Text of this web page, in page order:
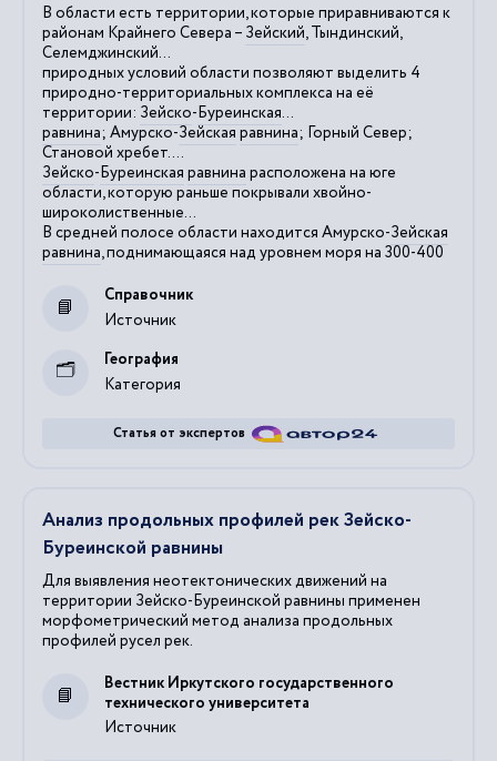
В области есть территории, которые приравниваются к
районам Крайнего Севера – Зейский, Тындинский,
Селемджинский...
природных условий области позволяют выделить 4
природно-территориальных комплекса на её
территории: Зейско-Буреинская...
равнина; Амурско-Зейскаяравнина; Горный Север;
Становой хребет....
Зейско-Буреинская равнина расположена на юге
области, которую раньше покрывали хвойно-
широколиственные...
В средней полосе области находится Амурско-Зейская
равнина, поднимающаяся над уровнем моря на 300-400
Источник
Справочник
Категория
География
Статья от экспертов
Анализ продольных профилей рек Зейско-
Буреинской равнины
Для выявления неотектонических движений на
территории Зейско-Буреинской равнины применен
морфометрический метод анализа продольных
профилей русел рек.
Источник
Вестник Иркутского государственного
технического университета